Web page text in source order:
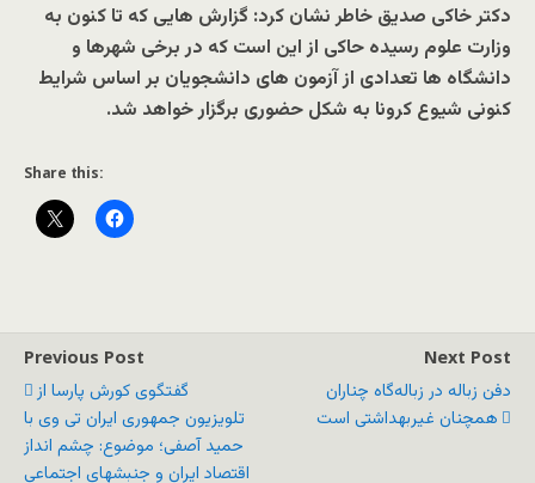
دکتر خاکی صدیق خاطر نشان کرد: گزارش هایی که تا کنون به
وزارت علوم رسیده حاکی از این است که در برخی شهرها و
دانشگاه ها تعدادی از آزمون های دانشجویان بر اساس شرایط
کنونی شیوع کرونا به شکل حضوری برگزار خواهد شد.
Share this:
Previous Post
گفتگوی کورش پارسا از
تلویزیون جمهوری ایران تی وی با
حمید آصفی؛ موضوع: چشم انداز
اقتصاد ایران و جنبشهای اجتماعی
Next Post
دفن زباله در زباله‌گاه چناران
همچنان غیربهداشتی است